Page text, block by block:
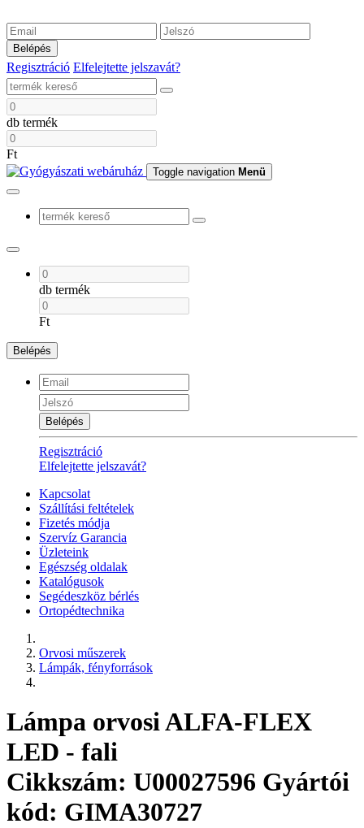
Belépés
Regisztráció Elfelejtette jelszavát?
db termék
Ft
Toggle navigation Menü
db termék
Ft
Belépés
Belépés
Regisztráció
Elfelejtette jelszavát?
Kapcsolat
Szállítási feltételek
Fizetés módja
Szervíz Garancia
Üzleteink
Egészség oldalak
Katalógusok
Segédeszköz bérlés
Ortopédtechnika
Orvosi műszerek
Lámpák, fényforrások
Lámpa orvosi ALFA-FLEX
LED - fali
Cikkszám: U00027596 Gyártói
kód: GIMA30727